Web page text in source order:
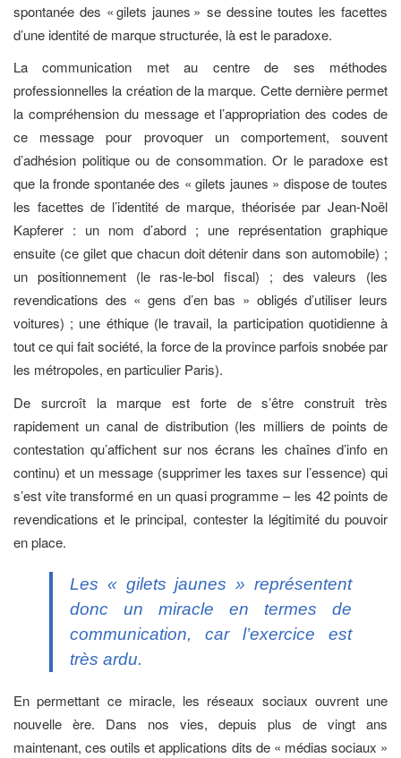
spontanée des « gilets jaunes » se dessine toutes les facettes
d’une identité de marque structurée, là est le paradoxe.
La communication met au centre de ses méthodes
professionnelles la création de la marque. Cette dernière permet
la compréhension du message et l’appropriation des codes de
ce message pour provoquer un comportement, souvent
d’adhésion politique ou de consommation. Or le paradoxe est
que la fronde spontanée des « gilets jaunes » dispose de toutes
les facettes de l’identité de marque, théorisée par Jean-Noël
Kapferer : un nom d’abord ; une représentation graphique
ensuite (ce gilet que chacun doit détenir dans son automobile) ;
un positionnement (le ras-le-bol fiscal) ; des valeurs (les
revendications des « gens d’en bas » obligés d’utiliser leurs
voitures) ; une éthique (le travail, la participation quotidienne à
tout ce qui fait société, la force de la province parfois snobée par
les métropoles, en particulier Paris).
De surcroît la marque est forte de s’être construit très
rapidement un canal de distribution (les milliers de points de
contestation qu’affichent sur nos écrans les chaînes d’info en
continu) et un message (supprimer les taxes sur l’essence) qui
s’est vite transformé en un quasi programme – les 42 points de
revendications et le principal, contester la légitimité du pouvoir
en place.
Les « gilets jaunes » représentent
donc un miracle en termes de
communication, car l’exercice est
très ardu.
En permettant ce miracle, les réseaux sociaux ouvrent une
nouvelle ère. Dans nos vies, depuis plus de vingt ans
maintenant, ces outils et applications dits de « médias sociaux »